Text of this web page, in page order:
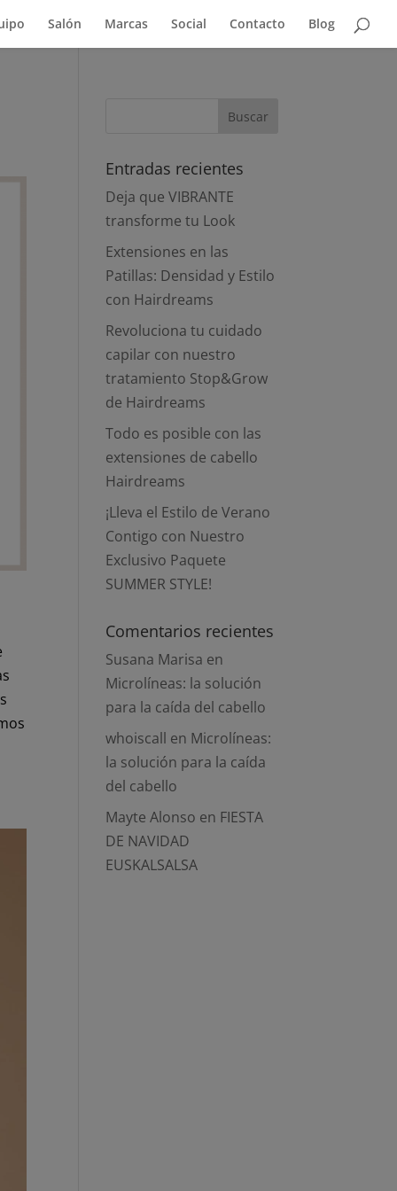
Salón Marcas Social Contacto Blog
Entradas recientes
Deja que VIBRANTE
transforme tu Look
Extensiones en las
Patillas: Densidad y Estilo
con Hairdreams
Revoluciona tu cuidado
capilar con nuestro
tratamiento Stop&Grow
de Hairdreams
Todo es posible con las
extensiones de cabello
Hairdreams
¡Lleva el Estilo de Verano
Contigo con Nuestro
Exclusivo Paquete
SUMMER STYLE!
Comentarios recientes
Susana Marisa en
Microlíneas: la solución
para la caída del cabello
whoiscall en Microlíneas:
la solución para la caída
del cabello
Mayte Alonso en FIESTA
DE NAVIDAD
EUSKALSALSA